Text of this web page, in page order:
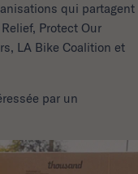
qui partagent
Protect Our
LA Bike Coalition et
par un